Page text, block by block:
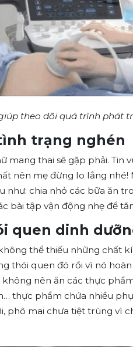
theo dõi quá trình phát
trạng nghén
thai sẽ gặp phải. Tin
nên mẹ đừng lo lắng nhé!
như: chia nhỏ các bữa ăn
bài tập vận động nhẹ để
quen dinh
thể thiếu những chất
thói quen đó rồi vì nó
nên ăn các thực
thực phẩm chứa nhiều
phô mai chưa tiệt trùng vì